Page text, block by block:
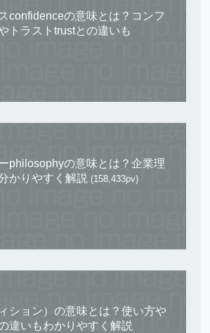
confidenceの意味とは？コンフ
トラストtrustとの違いも
philosophyの意味とは？企業理
かりやすく解説 (158,433pv)
ション）の意味とは？使い方や
違いもわかりやすく解説